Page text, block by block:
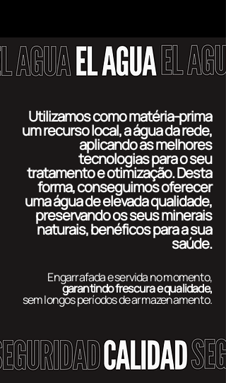
Utilizamos como matéria-prima
um recurso local, a água da rede,
aplicando as melhores
tecnologias para o seu
tratamento e otimização. Desta
forma, conseguimos oferecer
uma água de elevada qualidade,
preservando os seus minerais
naturais, benéficos para a sua
saúde.
Engarrafada e servida no momento,
garantindo frescura e qualidade,
sem longos períodos de armazenamento.